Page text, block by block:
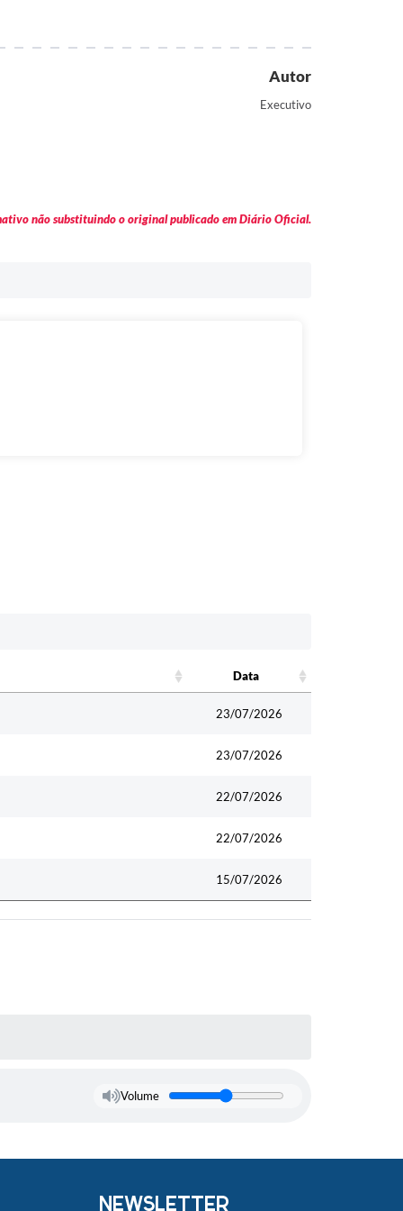
Autor
Executivo
não substituindo o original publicado em Diário Oficial.
Data
23/07/2026
23/07/2026
22/07/2026
22/07/2026
15/07/2026
Volume
NEWSLETTER